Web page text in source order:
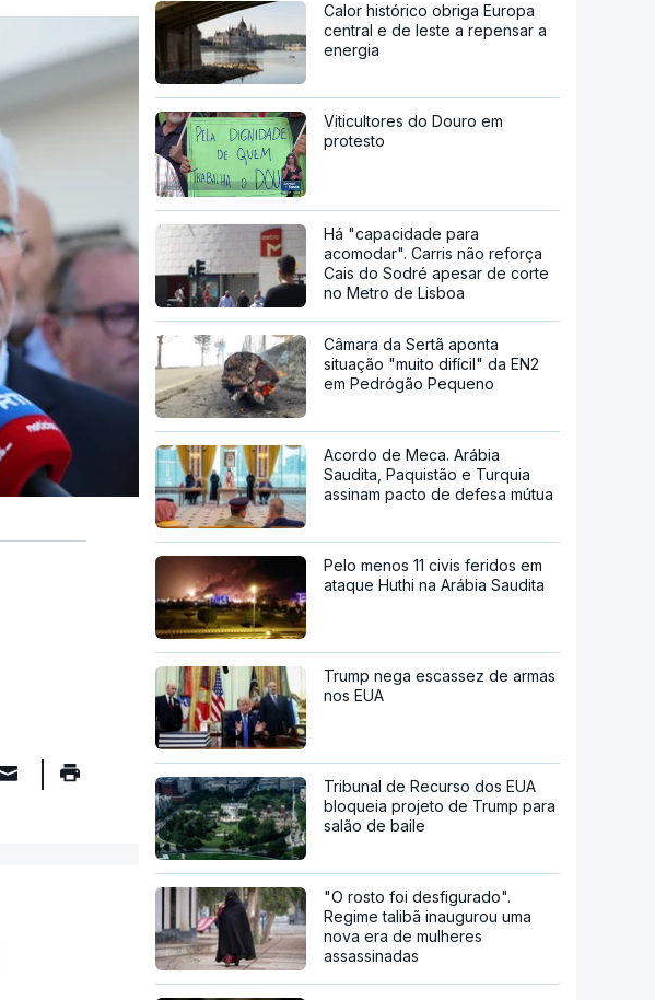
Calor histórico obriga Europa
central e de leste a repensar a
energia
Viticultores do Douro em
protesto
Há "capacidade para
acomodar". Carris não reforça
Cais do Sodré apesar de corte
no Metro de Lisboa
Câmara da Sertã aponta
situação "muito difícil" da EN2
em Pedrógão Pequeno
Acordo de Meca. Arábia
Saudita, Paquistão e Turquia
assinam pacto de defesa mútua
Pelo menos 11 civis feridos em
ataque Huthi na Arábia Saudita
Trump nega escassez de armas
nos EUA
Tribunal de Recurso dos EUA
bloqueia projeto de Trump para
salão de baile
"O rosto foi desfigurado".
Regime talibã inaugurou uma
nova era de mulheres
assassinadas